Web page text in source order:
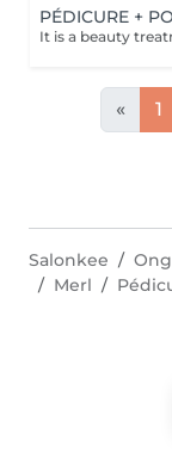
PÉDICURE +
« 1
Salonkee
Merl